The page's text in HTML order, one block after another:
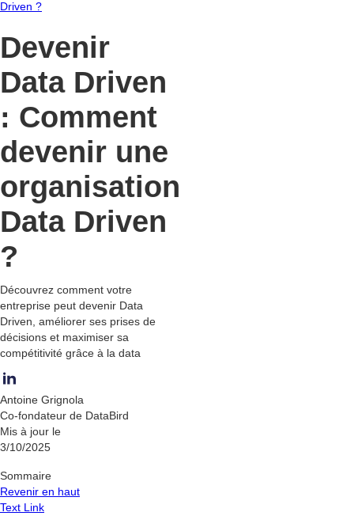
Driven ?
Devenir
Data Driven
: Comment
devenir une
organisation
Data Driven
?
Découvrez comment votre
entreprise peut devenir Data
Driven, améliorer ses prises de
décisions et maximiser sa
compétitivité grâce à la data
Antoine Grignola
Co-fondateur de DataBird
Mis à jour le
3/10/2025
Sommaire
Revenir en haut
Text Link